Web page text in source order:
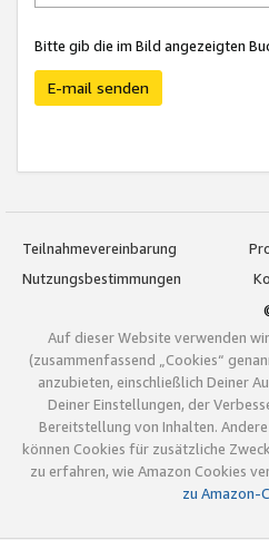
Bitte gib die im Bild angezeigten
E-mail senden
Teilnahmevereinbarung
Nutzungsbestimmungen
Auf dieser Website verwenden
(zusammenfassend „Cookies“
anzubieten, einschließlich Deiner
Deiner Einstellungen, der
Bereitstellung von Inhalten.
können Cookies für zusätzliche
zu erfahren, wie Amazon Cookies
zu Amazon-